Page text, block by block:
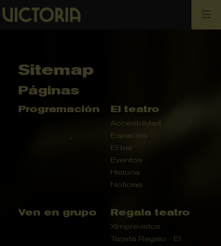
Sitemap
Páginas
Programación El teatro
Accesibilidad
Espacios
El bar
Eventos
Historia
Noticias
Ven en grupo Regala teatro
XImprevistos
Tarjeta Regalo - El